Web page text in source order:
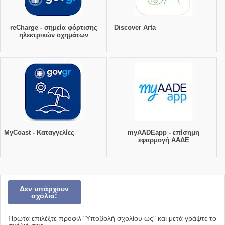
reCharge - σημεία φόρτισης
ηλεκτρικών οχημάτων
Discover Arta
MyCoast - Καταγγελίες
myAADEapp - επίσημη
εφαρμογή ΑΑΔΕ
Δεν υπάρχουν
σχόλια:
Πρώτα επιλέξτε προφίλ "Υποβολή σχολίου ως" και μετά γράψτε το